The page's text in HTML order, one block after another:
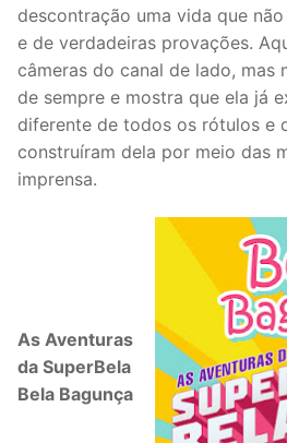
descontração uma vida que
e de verdadeiras provações.
câmeras do canal de lado, mas
de sempre e mostra que ela já
diferente de todos os rótulos e
construíram dela por meio das
imprensa.
As Aventuras
da SuperBela
Bela Bagunça